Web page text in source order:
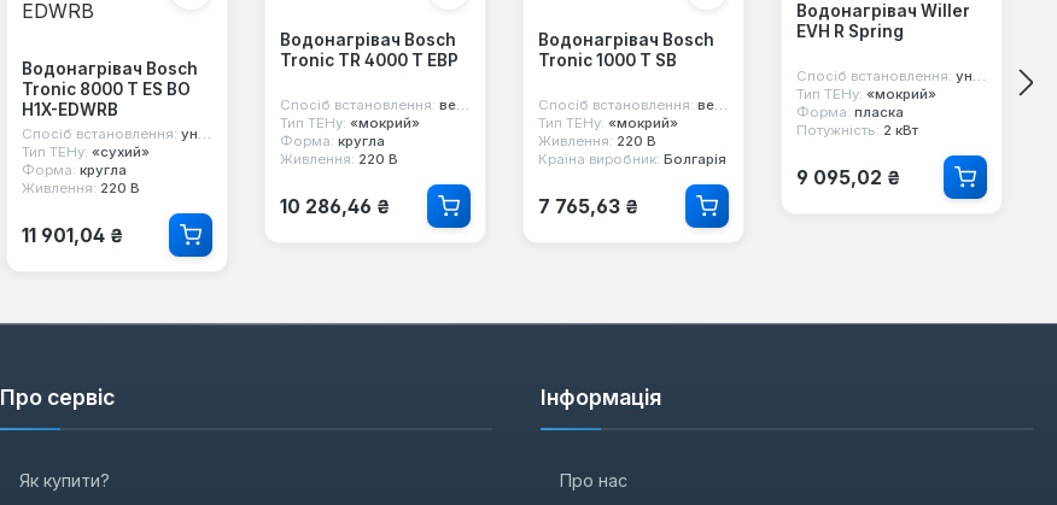
Водонагрівач Bosch
Tronic 8000 T ES BO
H1X-EDWRB
Спосіб встановлення: універсальний
Тип ТЕНу: «сухий»
Форма: кругла
Живлення: 220 В
Звичайна ціна:
11 901,04 ₴
Водонагрівач Bosch
Tronic TR 4000 T EBP
Спосіб встановлення: вертикальний
Тип ТЕНу: «мокрий»
Форма: кругла
Живлення: 220 В
Звичайна ціна:
10 286,46 ₴
Водонагрівач Bosch
Tronic 1000 T SB
Спосіб встановлення: вертикальний
Тип ТЕНу: «мокрий»
Живлення: 220 В
Країна виробник: Болгарія
Звичайна ціна:
7 765,63 ₴
Водонагрівач Willer
EVH R Spring
Спосіб встановлення: універсальний
Тип ТЕНу: «мокрий»
Форма: пласка
Потужність: 2 кВт
Звичайна ціна:
9 095,02 ₴
Про сервіс
Як купити?
Інформація
Про нас